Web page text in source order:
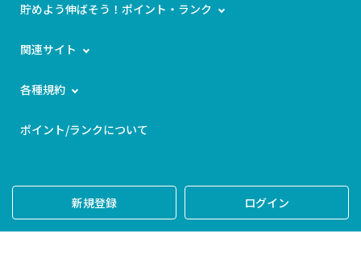
貯めよう伸ばそう！ポイント・ランク
関連サイト
各種規約
ポイント/ランクについて
新規登録 ログイン